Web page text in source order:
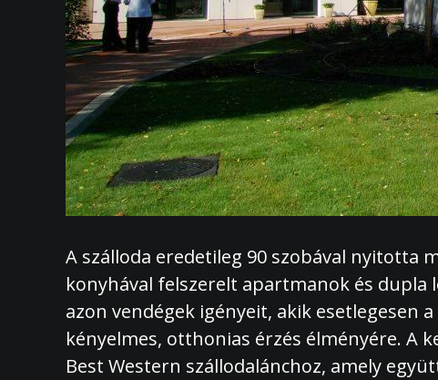
A szálloda eredetileg 90 szobával nyitotta
konyhával felszerelt apartmanok és
azon vendégek igényeit, akik
kényelmes, otthonias érzés élményére. A
Best Western szállodalánchoz, amely